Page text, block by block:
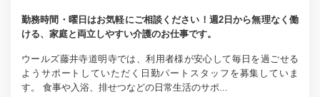
勤務時間・曜日はお気軽にご相談ください！週2日から無理なく働
ける、家庭と両立しやすい介護のお仕事です。
ウールズ藤井寺道明寺では、利用者様が安心して毎日を過ごせる
ようサポートしていただく日勤パートスタッフを募集していま
す。 食事や入浴、排せつなどの日常生活のサポ...